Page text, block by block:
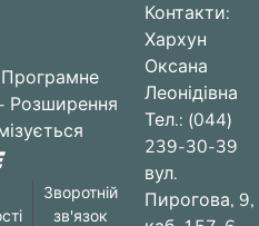
Програмне
- Розширення
Зворотній
зв'язок
Контакти:
Хархун
Оксана
Леонідівна
Тел.: (044)
239-30-39
вул.
Пирогова, 9,